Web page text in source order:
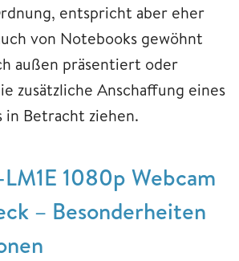
entspricht aber eher
von Notebooks gewöhnt
außen präsentiert oder
zusätzliche Anschaffung eines
in Betracht ziehen.
1080p Webcam
– Besonderheiten